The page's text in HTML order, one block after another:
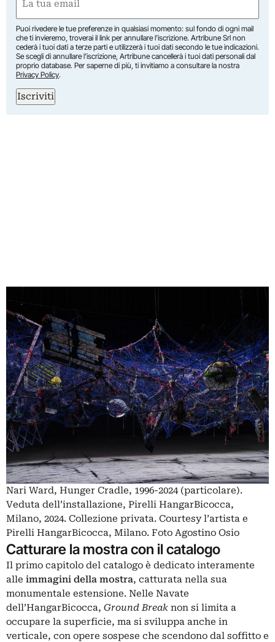
(Obbligatorio)
Puoi rivedere le tue preferenze in qualsiasi momento: sul fondo di ogni mail
che ti invieremo, troverai il link per annullare l’iscrizione. Artribune Srl non
cederà i tuoi dati a terze parti e utilizzerà i tuoi dati secondo le tue indicazioni.
Se scegli di annullare l’iscrizione, Artribune cancellerà i tuoi dati personali dal
proprio database. Per saperne di più, ti invitiamo a consultare la nostra
Privacy Policy.
Iscriviti
Nari Ward, Hunger Cradle, 1996-2024 (particolare).
Veduta dell’installazione, Pirelli HangarBicocca,
Milano, 2024. Collezione privata. Courtesy l’artista e
Pirelli HangarBicocca, Milano. Foto Agostino Osio
Catturare la mostra con il catalogo
Il primo capitolo del catalogo è dedicato interamente
alle immagini della mostra, catturata nella sua
monumentale estensione. Nelle Navate
dell’HangarBicocca, Ground Break non si limita a
occupare la superficie, ma si sviluppa anche in
verticale, con opere sospese che scendono dal soffitto e